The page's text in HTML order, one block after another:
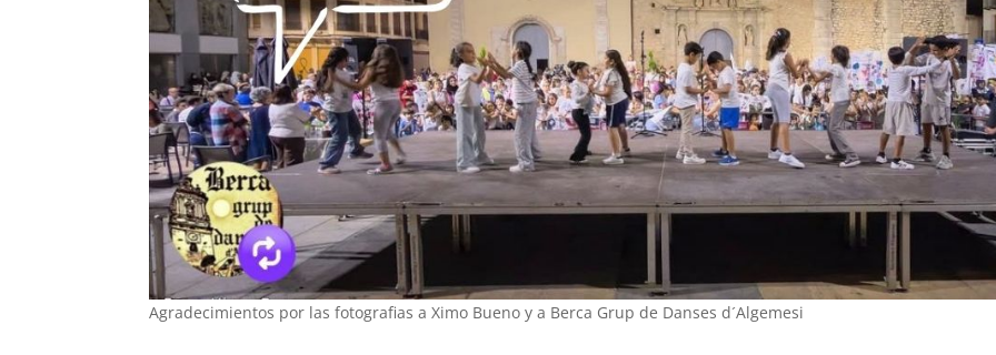
Agradecimientos por las fotografias a Ximo Bueno y a Berca Grup de Danses d´Algemesi